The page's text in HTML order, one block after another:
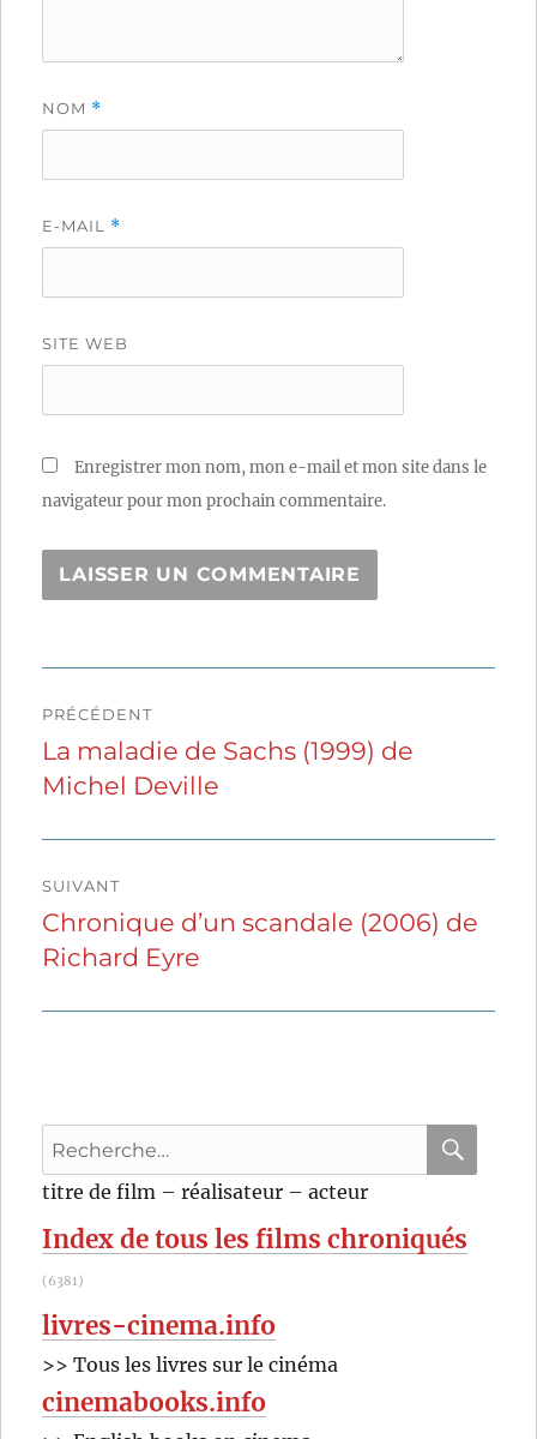
NOM *
E-MAIL *
SITE WEB
Enregistrer mon nom, mon e-mail et mon site dans le
navigateur pour mon prochain commentaire.
de
l’article
PRÉCÉDENT
Publication
précédente :
La maladie de Sachs (1999) de
Michel Deville
SUIVANT
Publication
suivante :
Chronique d’un scandale (2006) de
Richard Eyre
Recherche
pour
:
titre de film – réalisateur – acteur
Index de tous les films chroniqués
(6381)
livres-cinema.info
>> Tous les livres sur le cinéma
cinemabooks.info